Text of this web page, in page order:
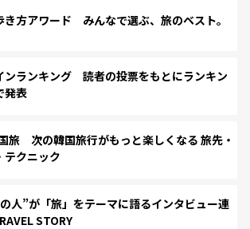
き方アワード みんなで選ぶ、旅のベスト。
ンランキング 読者の投票をもとにランキン
発表
旅 次の韓国旅行がもっと楽しくなる 旅先・
テクニック
人”が「旅」をテーマに語るインタビュー連
STORY